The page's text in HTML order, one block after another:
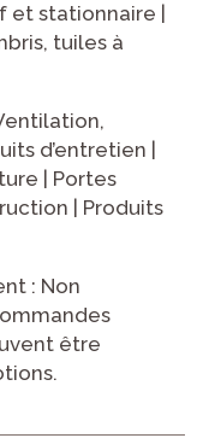
stationnaire |
tuiles à
d’entretien |
| Portes
| Produits
: Non
être